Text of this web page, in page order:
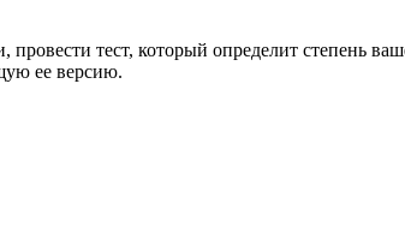
тест, который определит степень
ее версию.